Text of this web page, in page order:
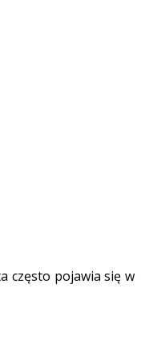
często pojawia się w